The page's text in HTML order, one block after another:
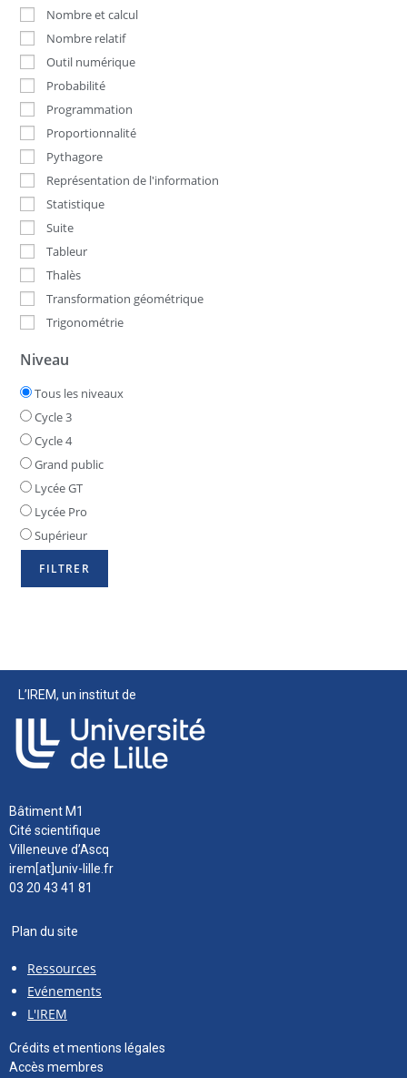
Nombre et calcul
Nombre relatif
Outil numérique
Probabilité
Programmation
Proportionnalité
Pythagore
Représentation de l'information
Statistique
Suite
Tableur
Thalès
Transformation géométrique
Trigonométrie
Niveau
Tous les niveaux
Cycle 3
Cycle 4
Grand public
Lycée GT
Lycée Pro
Supérieur
L’IREM, un institut de
Bâtiment M1
Cité scientifique
Villeneuve d’Ascq
irem[at]univ-lille.fr
03 20 43 41 81
Plan du site
Ressources
Evénements
L'IREM
Crédits et mentions légales
Accès membres